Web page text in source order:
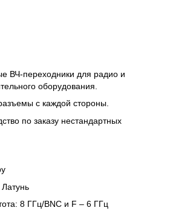
ВЧ-переходники для радио и
оборудования.
с каждой стороны.
по заказу нестандартных
8 ГГц/BNC и F – 6 ГГц